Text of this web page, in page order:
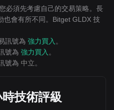
必須先考慮自己的交易策略。長
也會有所不同。Bitget GLDX 技
訊號為 強力買入 。
號為 強力買入 。
號為 中立。
技術評級